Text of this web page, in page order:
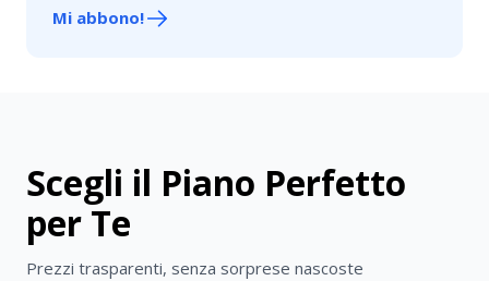
Mi abbono!
Scegli il Piano Perfetto
per Te
Prezzi trasparenti, senza sorprese nascoste